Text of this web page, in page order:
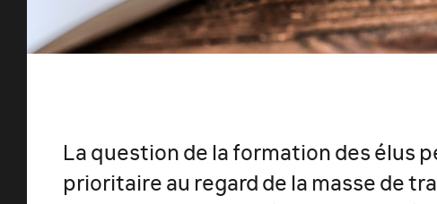
La question de la formation des élus
prioritaire au regard de la masse de